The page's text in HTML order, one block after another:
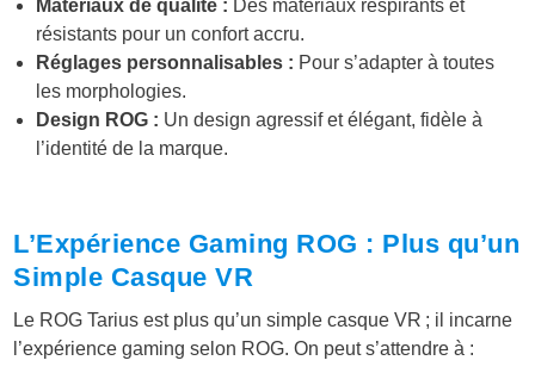
Matériaux de qualité : Des matériaux respirants et
résistants pour un confort accru.
Réglages personnalisables : Pour s’adapter à toutes
les morphologies.
Design ROG : Un design agressif et élégant, fidèle à
l’identité de la marque.
L’Expérience Gaming ROG : Plus qu’un
Simple Casque VR
Le ROG Tarius est plus qu’un simple casque VR ; il incarne
l’expérience gaming selon ROG. On peut s’attendre à :